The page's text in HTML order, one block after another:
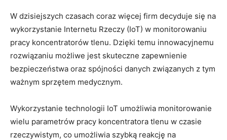
W ⁣dzisiejszych czasach coraz więcej firm decyduje się ⁣na⁣
wykorzystanie⁤ Internetu Rzeczy (IoT) w monitorowaniu
pracy koncentratorów tlenu. ⁢Dzięki temu innowacyjnemu
rozwiązaniu możliwe jest ⁢skuteczne ‍zapewnienie
⁤bezpieczeństwa oraz spójności ‍danych ⁣związanych‌ z ​tym
ważnym sprzętem medycznym.
Wykorzystanie ⁣technologii IoT umożliwia monitorowanie
‌wielu⁤ parametrów pracy⁤ koncentratora tlenu w ⁢czasie
rzeczywistym, co⁤ umożliwia szybką reakcję na